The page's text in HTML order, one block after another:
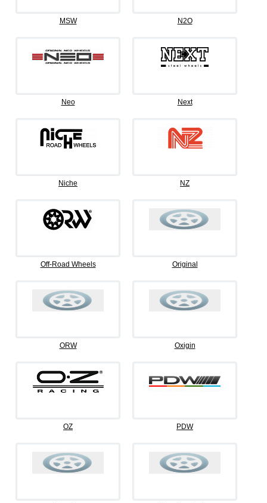
MSW N2O
Neo Next
Niche NZ
Off-Road Wheels Original
ORW Oxigin
OZ PDW